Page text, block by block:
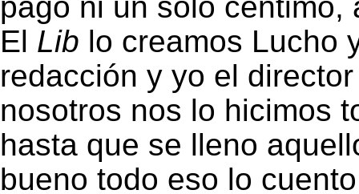
El Lib lo creamos Lucho
redacción y yo el
nosotros nos lo hicimos
hasta que se lleno
bueno todo eso lo